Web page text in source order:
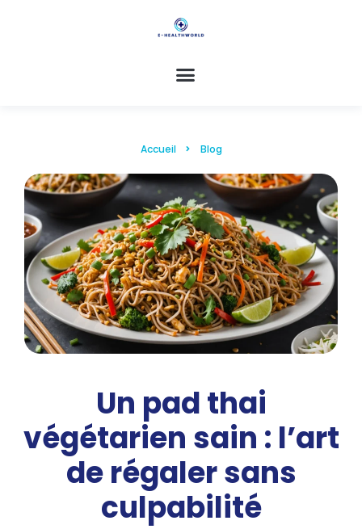
Accueil Blog
Un pad thai
végétarien sain : l’art
de régaler sans
culpabilité